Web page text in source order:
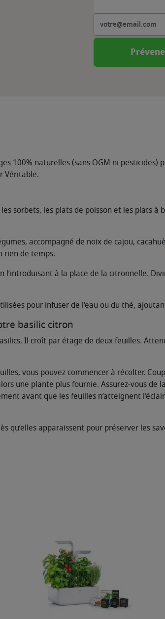
100% naturelles (sans OGM ni pesticides)
Véritable.
sorbets, les plats de poisson et les plats
accompagné de noix de cajou,
rien de temps.
à la place de la citronnelle.
pour infuser de l'eau ou du thé,
basilic citron
Il croît par étage de deux feuilles.
vous pouvez commencer à récolter.
une plante plus fournie. Assurez-vous
avant que les feuilles n’atteignent
qu’elles apparaissent pour préserver les